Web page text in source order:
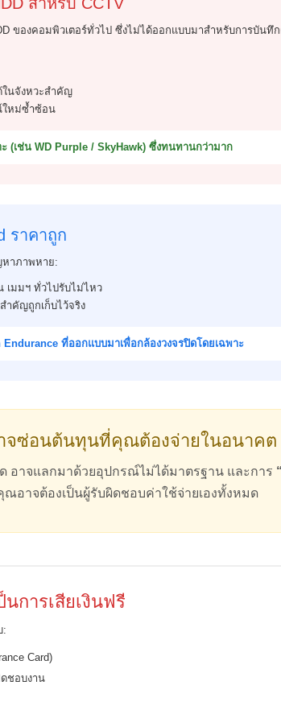
ของคอมพิวเตอร์ทั่วไป ซึ่งไม่ได้ออกแบบมาสำหรับการบันทึ
ในจังหวะสำคัญ
ใหม่ซ้ำซ้อน
(เช่น WD Purple / SkyHawk) ซึ่งทนทานกว่ามาก
ราคาถูก
หาภาพหาย:
เมมฯ ทั่วไปรับไม่ไหว
ำคัญถูกเก็บไว้จริง
ที่ออกแบบมาเพื่อกล้องวงจรปิดโดยเฉพาะ
จซ่อนต้นทุนที่คุณต้องจ่ายในอนาคต
อาจแลกมาด้วยอุปกรณ์ไม่ได้มาตรฐาน และการ
อาจต้องเป็นผู้รับผิดชอบค่าใช้จ่ายเองทั้งหมด
การเสียเงินฟรี
:
Card)
ชอบงาน